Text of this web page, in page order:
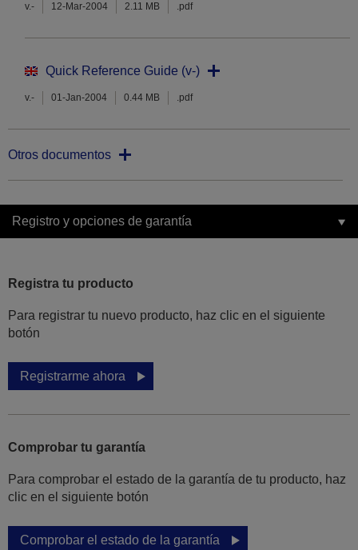
v.- 12-Mar-2004 2.11 MB .pdf
Quick Reference Guide (v-)
v.- 01-Jan-2004 0.44 MB .pdf
Otros documentos
Registro y opciones de garantía
Registra tu producto
Para registrar tu nuevo producto, haz clic en el siguiente
botón
Registrarme ahora
Comprobar tu garantía
Para comprobar el estado de la garantía de tu producto, haz
clic en el siguiente botón
Comprobar el estado de la garantía